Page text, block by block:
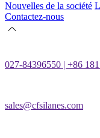
Nouvelles de la société
Contactez-nous
027-84396550 | +86
sales@cfsilanes.com